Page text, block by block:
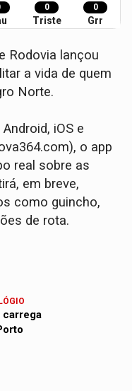
0
Triste
0
Grr
Rodovia lançou
a vida de quem
Norte.
iOS e
o app
real sobre as
em breve,
como guincho,
de rota.
carrega